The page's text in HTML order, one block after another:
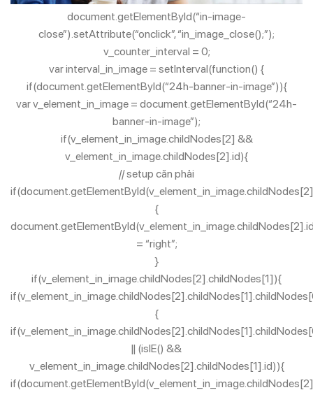
document.getElementById(“in-image-
close”).setAttribute(“onclick”, “in_image_close();”);
v_counter_interval = 0;
var interval_in_image = setInterval(function() {
if(document.getElementById(“24h-banner-in-image”)){
var v_element_in_image = document.getElementById(“24h-
banner-in-image”);
if(v_element_in_image.childNodes[2] &&
v_element_in_image.childNodes[2].id){
// setup căn phải
{
= “right”;
}
if(v_element_in_image.childNodes[2].childNodes[1]){
{
|| (isIE() &&
v_element_in_image.childNodes[2].childNodes[1].id)){